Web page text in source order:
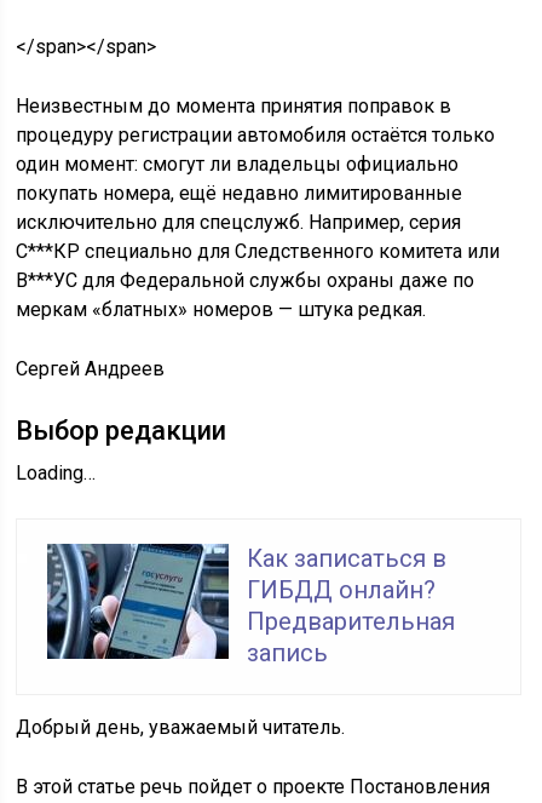
</span></span>
Неизвестным до момента принятия поправок в
процедуру регистрации автомобиля остаётся только
один момент: смогут ли владельцы официально
покупать номера, ещё недавно лимитированные
исключительно для спецслужб. Например, серия
С***КР специально для Следственного комитета или
В***УС для Федеральной службы охраны даже по
меркам «блатных» номеров — штука редкая.
Сергей Андреев
Выбор редакции
Loading…
Как записаться в
ГИБДД онлайн?
Предварительная
запись
Добрый день, уважаемый читатель.
В этой статье речь пойдет о проекте Постановления